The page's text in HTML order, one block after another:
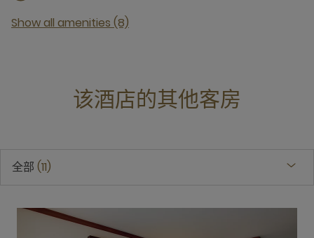
Show all amenities (8)
该酒店的其他客房
全部 11